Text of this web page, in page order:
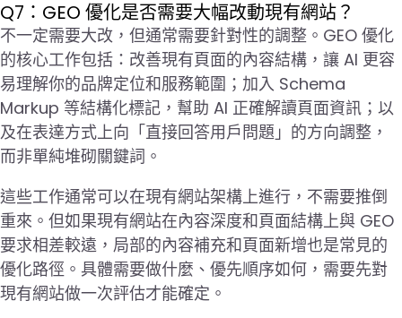
Q7：GEO 優化是否需要大幅改動現有網站？
不一定需要大改，但通常需要針對性的調整。GEO 優化
的核心工作包括：改善現有頁面的內容結構，讓 AI 更容
易理解你的品牌定位和服務範圍；加入 Schema
Markup 等結構化標記，幫助 AI 正確解讀頁面資訊；以
及在表達方式上向「直接回答用戶問題」的方向調整，
而非單純堆砌關鍵詞。
這些工作通常可以在現有網站架構上進行，不需要推倒
重來。但如果現有網站在內容深度和頁面結構上與 GEO
要求相差較遠，局部的內容補充和頁面新增也是常見的
優化路徑。具體需要做什麼、優先順序如何，需要先對
現有網站做一次評估才能確定。